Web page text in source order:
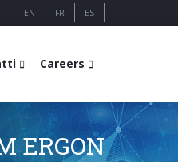
EN FR ES
Careers
ERGON